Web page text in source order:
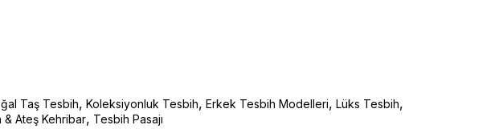
Taş Tesbih, Koleksiyonluk Tesbih, Erkek Tesbih Modelleri, Lüks Tesbih,
& Ateş Kehribar, Tesbih Pasajı